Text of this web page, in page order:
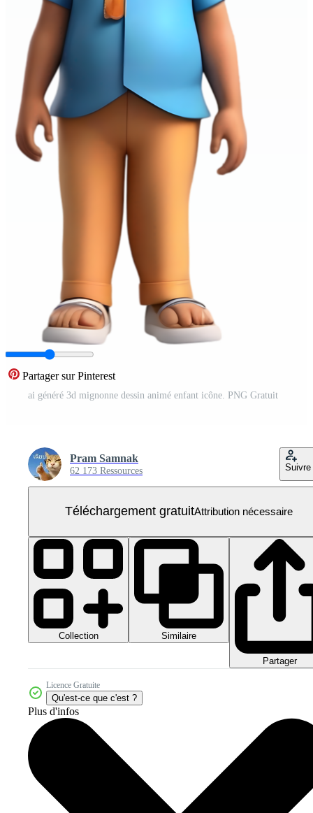
Partager sur Pinterest
ai généré 3d mignonne dessin animé enfant icône. PNG Gratuit
Pram Samnak
62 173 Ressources Suivre
Téléchargement gratuitAttribution nécessaire
Collection Similaire
Partager
Licence Gratuite
Qu'est-ce que c'est ?
Plus d'infos